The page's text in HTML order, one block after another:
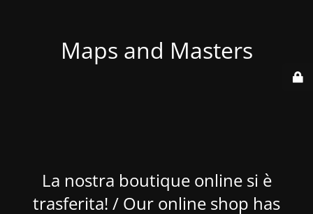
Maps and Masters
La nostra boutique online si è
trasferita! / Our online shop has